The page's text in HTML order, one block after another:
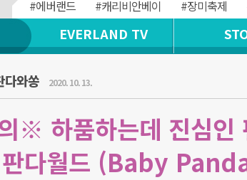
#에버랜드 #캐리비안베이 #장미축제
EVERLAND TV
다와쏭 2020. 10. 13.
※ 하품하는데 진심인
판다월드 (Baby